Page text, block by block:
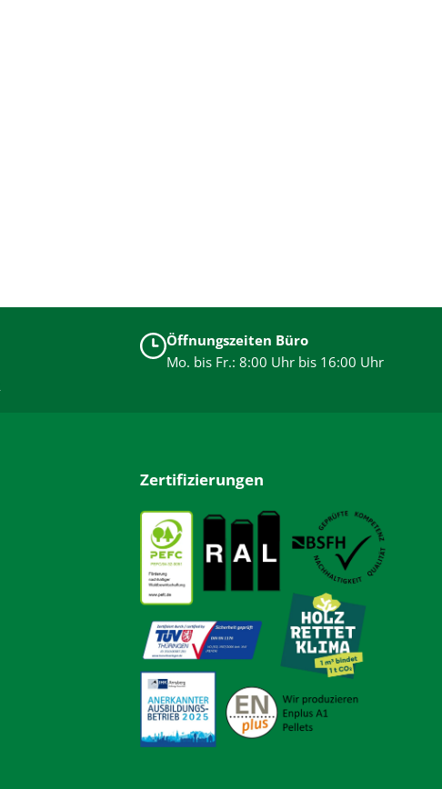
Öffnungszeiten Büro
Mo. bis Fr.: 8:00 Uhr bis 16:00 Uhr
Zertifizierungen